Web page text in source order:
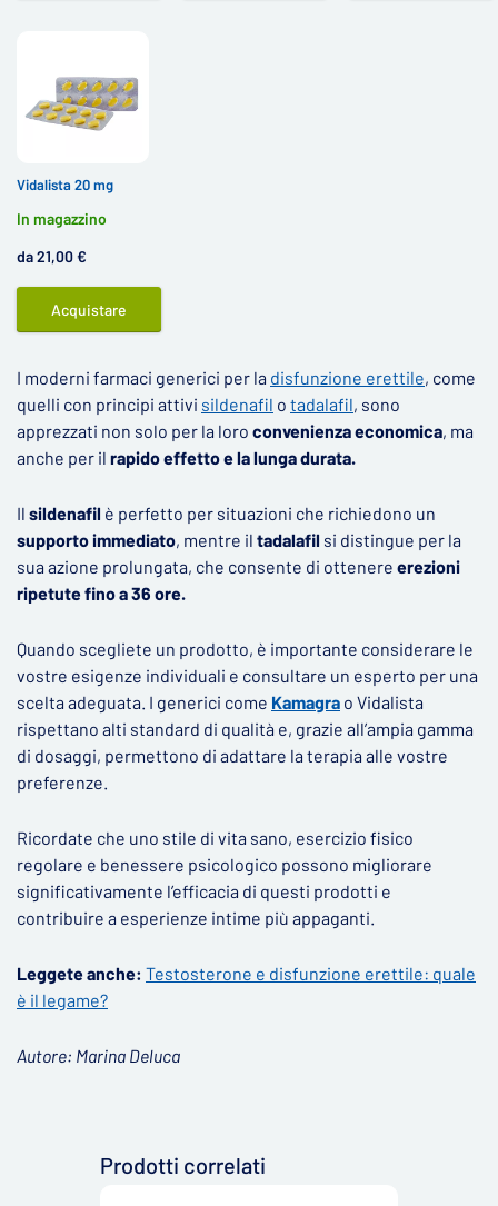
Vidalista 20 mg
In magazzino
da 21,00 €
Acquistare
I moderni farmaci generici per la disfunzione erettile, come
quelli con principi attivi sildenafil o tadalafil, sono
apprezzati non solo per la loro convenienza economica, ma
anche per il rapido effetto e la lunga durata.
Il sildenafil è perfetto per situazioni che richiedono un
supporto immediato, mentre il tadalafil si distingue per la
sua azione prolungata, che consente di ottenere erezioni
ripetute fino a 36 ore.
Quando scegliete un prodotto, è importante considerare le
vostre esigenze individuali e consultare un esperto per una
scelta adeguata. I generici come Kamagra o Vidalista
rispettano alti standard di qualità e, grazie all’ampia gamma
di dosaggi, permettono di adattare la terapia alle vostre
preferenze.
Ricordate che uno stile di vita sano, esercizio fisico
regolare e benessere psicologico possono migliorare
significativamente l’efficacia di questi prodotti e
contribuire a esperienze intime più appaganti.
Leggete anche: Testosterone e disfunzione erettile: quale
è il legame?
Autore: Marina Deluca
Prodotti correlati